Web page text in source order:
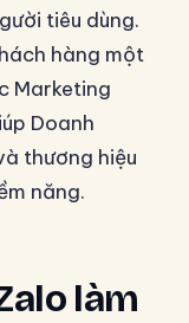
tiêu dùng.
hàng một
Marketing
Doanh
thương hiệu
năng.
làm